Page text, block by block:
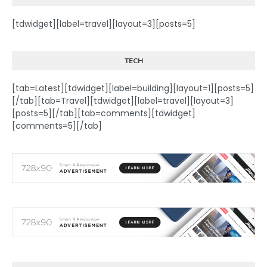
[tdwidget][label=travel][layout=3][posts=5]
TECH
[tab=Latest][tdwidget][label=building][layout=1][posts=5]
[/tab][tab=Travel][tdwidget][label=travel][layout=3]
[posts=5][/tab][tab=comments][tdwidget]
[comments=5][/tab]